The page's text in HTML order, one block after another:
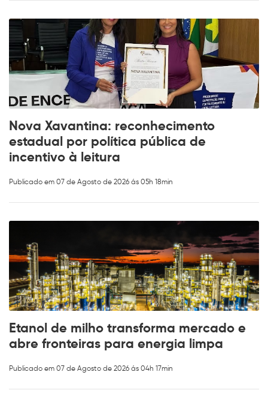
Nova Xavantina: reconhecimento
estadual por política pública de
incentivo à leitura
Publicado em 07 de Agosto de 2026 ás 05h 18min
Etanol de milho transforma mercado e
abre fronteiras para energia limpa
Publicado em 07 de Agosto de 2026 ás 04h 17min